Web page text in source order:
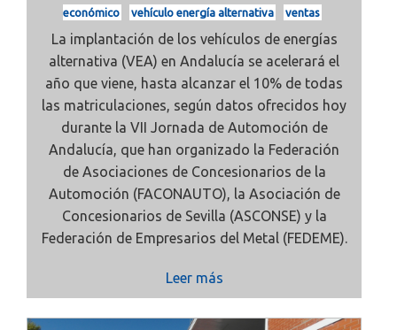
económico
vehículo energía alternativa ventas
La implantación de los vehículos de energías
alternativa (VEA) en Andalucía se acelerará el
año que viene, hasta alcanzar el 10% de todas
las matriculaciones, según datos ofrecidos hoy
durante la VII Jornada de Automoción de
Andalucía, que han organizado la Federación
de Asociaciones de Concesionarios de la
Automoción (FACONAUTO), la Asociación de
Concesionarios de Sevilla (ASCONSE) y la
Federación de Empresarios del Metal (FEDEME).
Leer más